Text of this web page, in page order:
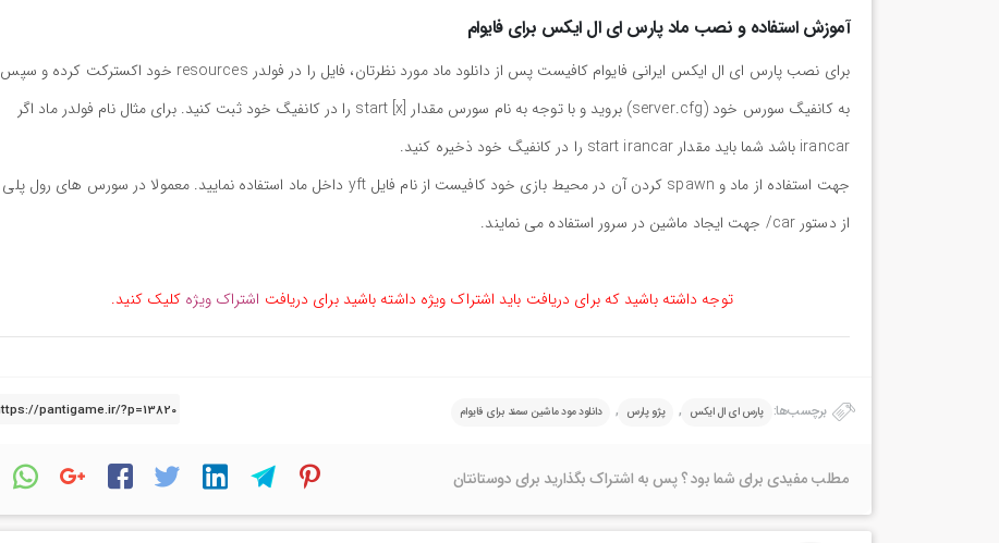
آموزش استفاده و نصب ماد پارس ای ال ایکس برای فایوام
برای نصب پارس ای ال ایکس ایرانی فایوام کافیست پس از دانلود ماد مورد نظرتان، فایل را در فولدر resources خود اکسترکت کرده و سپس
به کانفیگ سورس خود (server.cfg) بروید و با توجه به نام سورس مقدار start [x] را در کانفیگ خود ثبت کنید. برای مثال نام فولدر ماد اگر
irancar باشد شما باید مقدار start irancar را در کانفیگ خود ذخیره کنید.
جهت استفاده از ماد و spawn کردن آن در محیط بازی خود کافیست از نام فایل yft داخل ماد استفاده نمایید. معمولا در سورس های رول پلی
از دستور car/ جهت ایجاد ماشین در سرور استفاده می نمایند.
توجه داشته باشید که برای دریافت باید اشتراک ویژه داشته باشید برای دریافت اشتراک ویژه کلیک کنید.
برچسب‌ها: پارس ای ال ایکس , پژو پارس , دانلود مود ماشین سمند برای فایوام
مطلب مفیدی برای شما بود ؟ پس به اشتراک بگذارید برای دوستانتان